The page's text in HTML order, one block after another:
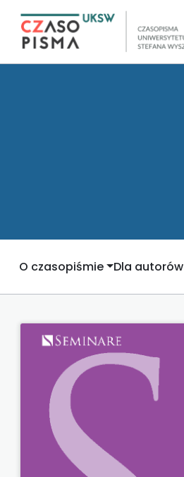
O czasopiśmie Dla autorów